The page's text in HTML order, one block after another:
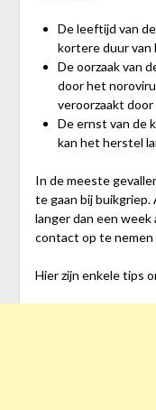
De leeftijd van
kortere duur van
De oorzaak van
door het
veroorzaakt
De ernst van de
kan het herstel
In de meeste
te gaan bij
langer dan een week
contact op te nemen
Hier zijn enkele tips